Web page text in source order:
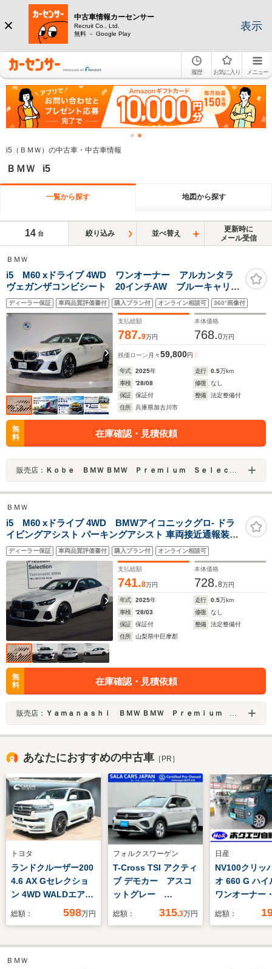
中古車情報カーセンサー
Recruit Co., Ltd.
無料 － Google Play
表示
履歴 お気に入り メニュー
i5（ＢＭＷ）の中古車・中古車情報
ＢＭＷ i5
一覧から探す 地図から探す
14 台 絞り込み 並べ替え
更新時に
メール受信
ＢＭＷ
i5 M60 xドライブ 4WD ワンオーナー アルカンタラ
ヴェガンザコンビシート 20インチAW ブルーキャリパ
ー 前後シートヒーター ヘッドアップDP ハーマンカ
ードンサラウンド アイコニックグロー ワイヤレスチ
ャージ 全周囲カメラ
ディーラー保証 車両品質評価書付 購入プラン付 オンライン相談可 360°画像付
支払総額
787.9万円
本体価格
768.0万円
残価ローン 月々59,800円
年式 2025年 走行 0.5万km
車検
'28/08 修復
なし
保証
保証付 整備
法定整備付
住所
兵庫県加古川市
無
料
在庫確認・見積依頼
販売店： Ｋｏｂｅ ＢＭＷ ＢＭＷ Ｐｒｅｍｉｕｍ Ｓｅｌｅｃｔｉｏｎ 加古川
ＢＭＷ
i5 M60 xドライブ 4WD BMWアイコニックグロ- ドラ
イビングアシスト パーキングアシスト 車両接近通報装置
アダプティブLEDヘッドライト コーナーリングライト ハ
イビームアシスタント ハーマンカードンスピーカー
20AW 地デジテレビ
ディーラー保証 車両品質評価書付 購入プラン付 オンライン相談可
支払総額
741.8万円
本体価格
728.8万円
年式 2025年 走行 0.5万km
車検
'28/03 修復
なし
保証
保証付 整備
法定整備付
住所
山梨県中巨摩郡
無
料
在庫確認・見積依頼
販売店： Ｙａｍａｎａｓｈｉ ＢＭＷ ＢＭＷ Ｐｒｅｍｉｕｍ Ｓｅｌｅｃｔｉｏｎ 山梨
あなたにおすすめの中古車 ［PR］
トヨタ
ランドクルーザー200
4.6 AX Gセレクショ
ン 4WD WALDエアロ
(F・R)/エムズスピー
AW/サンルーフ/クー
ルBOX/黒革/クロール
総額： 598万円
フォルクスワーゲン
T-Cross TSI アクティ
ブ デモカー アスコ
ットグレー
TravelAssist ACC
クディスタンスコント
総額： 315.3万円
日産
NV100クリッ
オ 660 G ハイ
ワンオーナー
SDナビ・フ
イドドア・左
総額：
ＢＭＷ